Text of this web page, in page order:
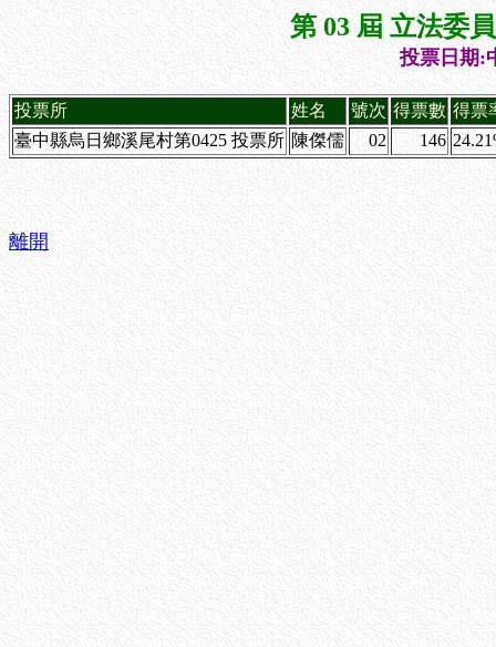
第 03 屆 立法委
投票日期:
投票所 姓名 號次 得票數 得票
臺中縣烏日鄉溪尾村第0425 投票所 陳傑儒 02 146
離開